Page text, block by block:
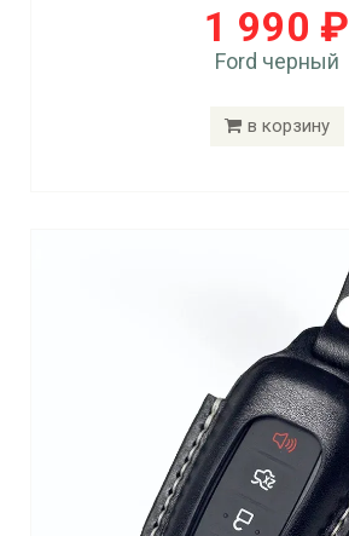
1 990 ₽
Ford черный
в корзину